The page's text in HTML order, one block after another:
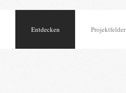
Entdecken Projektfelder